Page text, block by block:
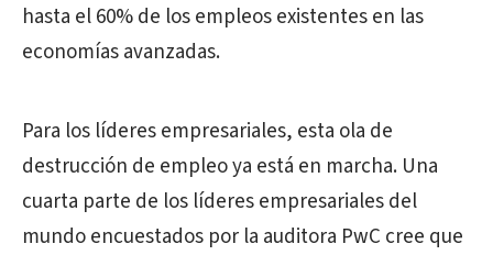
hasta el 60% de los empleos existentes en las
economías avanzadas.
Para los líderes empresariales, esta ola de
destrucción de empleo ya está en marcha. Una
cuarta parte de los líderes empresariales del
mundo encuestados por la auditora PwC cree que